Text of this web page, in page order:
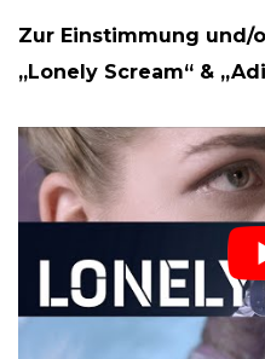
Zur Einstimmung und/
„Lonely Scream“ &